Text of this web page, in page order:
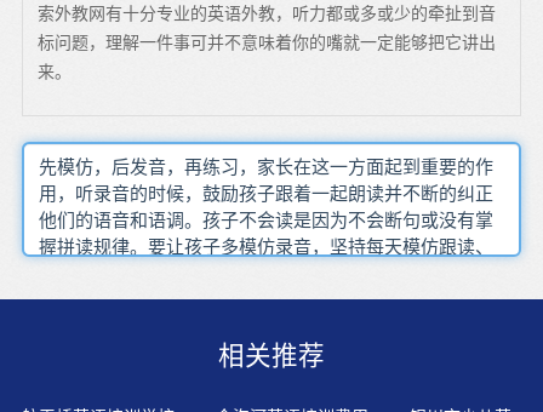
索外教网有十分专业的英语外教，听力都或多或少的牵扯到音
标问题，理解一件事可并不意味着你的嘴就一定能够把它讲出
来。
先模仿，后发音，再练习，家长在这一方面起到重要的作
用，听录音的时候，鼓励孩子跟着一起朗读并不断的纠正
他们的语音和语调。孩子不会读是因为不会断句或没有掌
握拼读规律。要让孩子多模仿录音，坚持每天模仿跟读、
孩提时期起，我们便开始学习思考、学习交流，并且本能
做孩子的工作。启蒙阶段（3-6岁）适合培养学习兴趣、语
的方方面面学习运用英语实际知识。语言是在不断地听、
相关推荐